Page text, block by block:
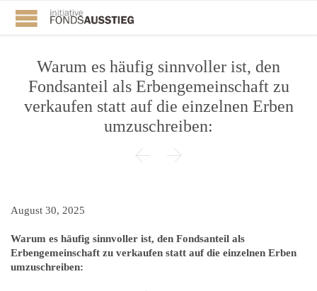
Warum es häufig sinnvoller ist, den
Fondsanteil als Erbengemeinschaft zu
verkaufen statt auf die einzelnen Erben
umzuschreiben:
 
August 30, 2025
Warum es häufig sinnvoller ist, den Fondsanteil als
Erbengemeinschaft zu verkaufen statt auf die einzelnen Erben
umzuschreiben: